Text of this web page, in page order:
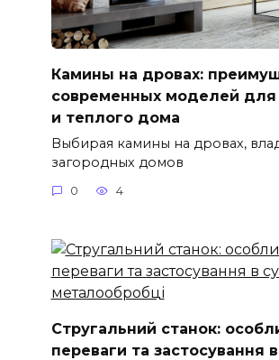
Камины на дровах:
современных моделей для
и теплого дома
Выбирая камины на дровах,
загородных домов
0 4
Стругальний станок:
переваги та застосування